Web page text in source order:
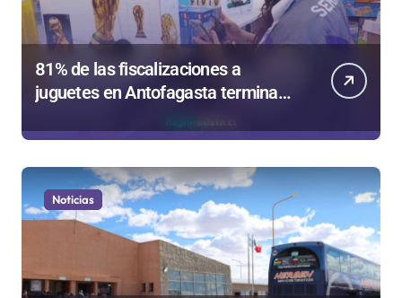
81% de las fiscalizaciones a
juguetes en Antofagasta termina
en sumarios sanitarios
Noticias